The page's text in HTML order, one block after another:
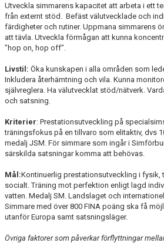
Utveckla simmarens kapacitet att arbeta i ett
från externt stöd. Befäst välutvecklade och
färdigheter och rutiner. Uppmana simmarens
att tävla. Utveckla förmågan att kunna
"hop on, hop off".
Livstil: Öka kunskapen i alla områden som
Inkludera återhämtning och vila. Kunna
självreglera. Ha välutvecklat stöd/nätverk.
och satsning.
Kriterier: Prestationsutveckling på
träningsfokus på en tillvaro som elitaktiv, dvs
medalj JSM. För simmare som ingår i
särskilda satsningar komma att behövas.
Mål:Kontinuerlig prestationsutveckling i fysik,
socialt. Träning mot perfektion enligt lagd
vatten. Medalj SM. Landslaget och
Simmare med över 800 FINA poäng ska få
utanför Europa samt satsningsläger.
Övriga faktorer som påverkar förflyttningar